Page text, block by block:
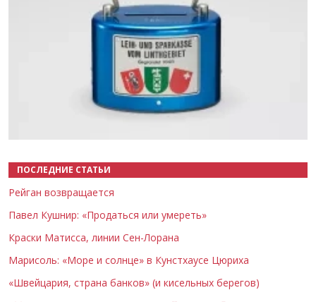
ПОСЛЕДНИЕ СТАТЬИ
Рейган возвращается
Павел Кушнир: «Продаться или умереть»
Краски Матисса, линии Сен-Лорана
Марисоль: «Море и солнце» в Кунстхаусе Цюриха
«Швейцария, страна банков» (и кисельных берегов)